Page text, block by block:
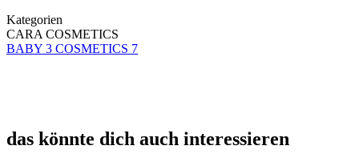
Kategorien
CARA COSMETICS
BABY 3 COSMETICS 7
das könnte dich auch interessieren